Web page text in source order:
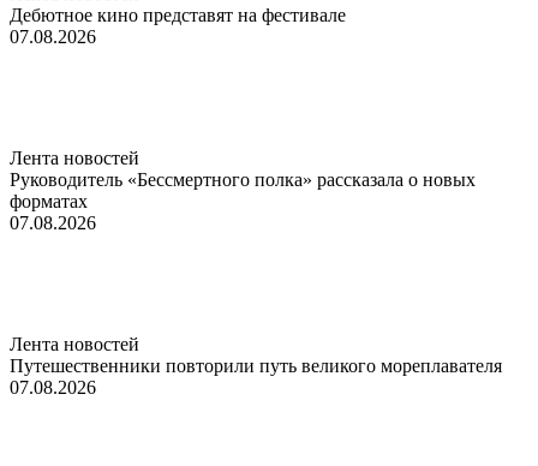
Дебютное кино представят на фестивале
07.08.2026
Лента новостей
Руководитель «Бессмертного полка» рассказала о новых
форматах
07.08.2026
Лента новостей
Путешественники повторили путь великого мореплавателя
07.08.2026